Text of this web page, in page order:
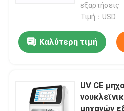
Σπίτι
Βίντεο
εξαρτήσεις
Τιμή：USD
Καλύτερη τιμή
UV CE
μηχανών